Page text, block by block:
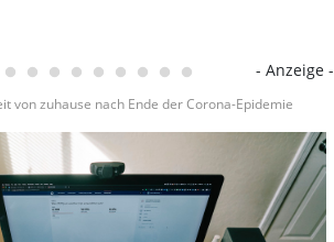
- Anzeige -
von zuhause nach Ende der Corona-Epidemie